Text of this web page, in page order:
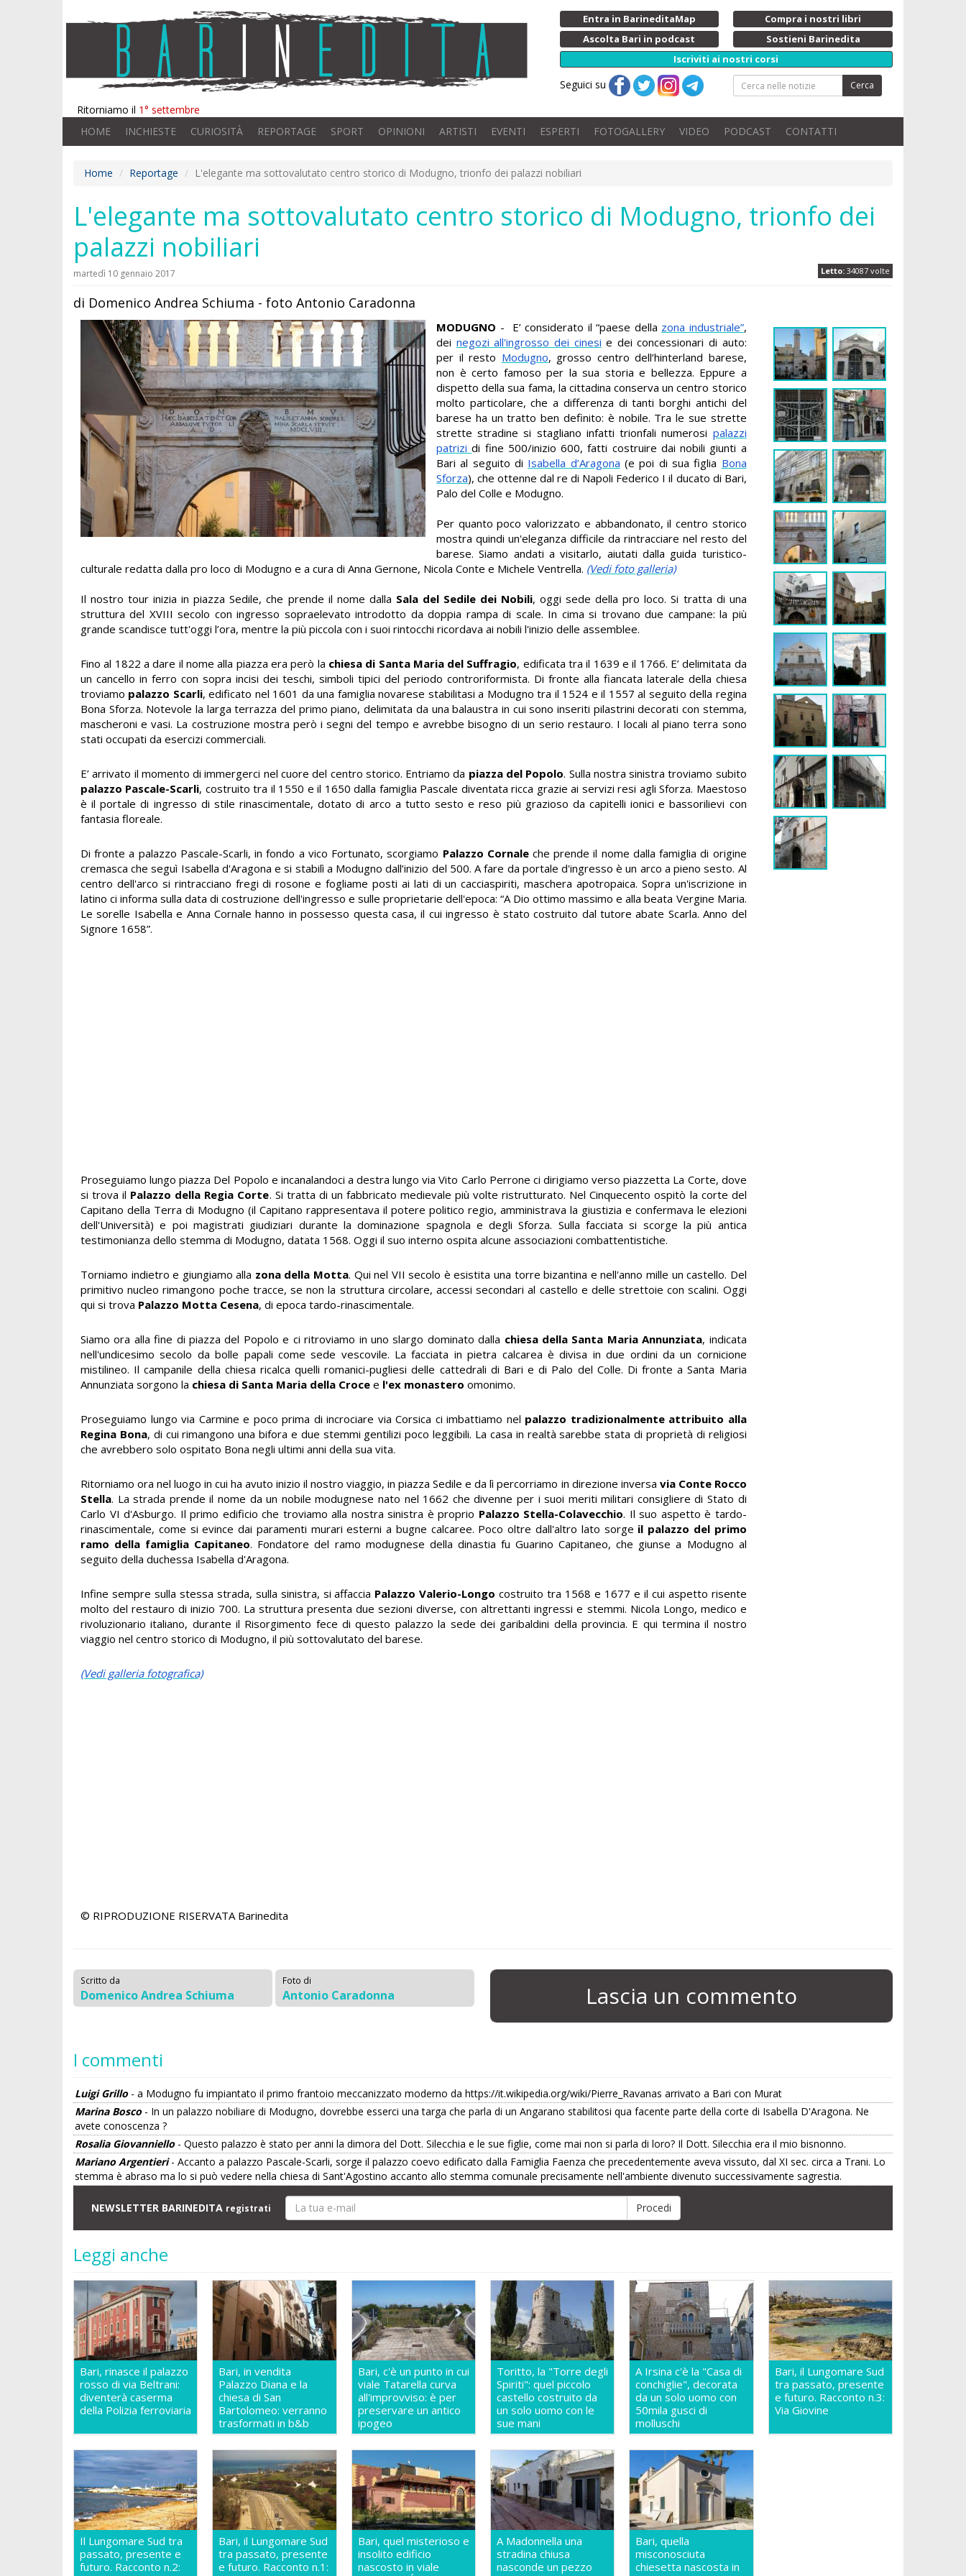
Ritorniamo il 1° settembre
Entra in BarineditaMap
Compra i nostri libri
Ascolta Bari in podcast
Sostieni Barinedita
Iscriviti ai nostri corsi
Seguici su Cerca
HOME INCHIESTE CURIOSITÀ REPORTAGE SPORT OPINIONI ARTISTI EVENTI ESPERTI FOTOGALLERY VIDEO PODCAST CONTATTI
Home Reportage L'elegante ma sottovalutato centro storico di Modugno, trionfo dei palazzi nobiliari
L'elegante ma sottovalutato centro storico di Modugno, trionfo dei
palazzi nobiliari
Letto: 34087 volte
martedì 10 gennaio 2017
di Domenico Andrea Schiuma - foto Antonio Caradonna
MODUGNO - E’ considerato il “paese della zona industriale”,
dei negozi all'ingrosso dei cinesi e dei concessionari di auto:
per il resto Modugno, grosso centro dell’hinterland barese,
non è certo famoso per la sua storia e bellezza. Eppure a
dispetto della sua fama, la cittadina conserva un centro storico
molto particolare, che a differenza di tanti borghi antichi del
barese ha un tratto ben definito: è nobile. Tra le sue strette
strette stradine si stagliano infatti trionfali numerosi palazzi
patrizidi fine 500/inizio 600, fatti costruire dai nobili giunti a
Bari al seguito di Isabella d’Aragona (e poi di sua figlia Bona
Sforza), che ottenne dal re di Napoli Federico I il ducato di Bari,
Palo del Colle e Modugno.
Per quanto poco valorizzato e abbandonato, il centro storico
mostra quindi un'eleganza difficile da rintracciare nel resto del
barese. Siamo andati a visitarlo, aiutati dalla guida turistico-
culturale redatta dalla pro loco di Modugno e a cura di Anna Gernone, Nicola Conte e Michele Ventrella. (Vedi foto galleria)
Il nostro tour inizia in piazza Sedile, che prende il nome dalla Sala del Sedile dei Nobili, oggi sede della pro loco. Si tratta di una
struttura del XVIII secolo con ingresso sopraelevato introdotto da doppia rampa di scale. In cima si trovano due campane: la più
grande scandisce tutt'oggi l’ora, mentre la più piccola con i suoi rintocchi ricordava ai nobili l'inizio delle assemblee.
Fino al 1822 a dare il nome alla piazza era però la chiesa di Santa Maria del Suffragio, edificata tra il 1639 e il 1766. E’ delimitata da
un cancello in ferro con sopra incisi dei teschi, simboli tipici del periodo controriformista. Di fronte alla fiancata laterale della chiesa
troviamo palazzo Scarli, edificato nel 1601 da una famiglia novarese stabilitasi a Modugno tra il 1524 e il 1557 al seguito della regina
Bona Sforza. Notevole la larga terrazza del primo piano, delimitata da una balaustra in cui sono inseriti pilastrini decorati con stemma,
mascheroni e vasi. La costruzione mostra però i segni del tempo e avrebbe bisogno di un serio restauro. I locali al piano terra sono
stati occupati da esercizi commerciali.
E’ arrivato il momento di immergerci nel cuore del centro storico. Entriamo da piazza del Popolo. Sulla nostra sinistra troviamo subito
palazzo Pascale-Scarli, costruito tra il 1550 e il 1650 dalla famiglia Pascale diventata ricca grazie ai servizi resi agli Sforza. Maestoso
è il portale di ingresso di stile rinascimentale, dotato di arco a tutto sesto e reso più grazioso da capitelli ionici e bassorilievi con
fantasia floreale.
Di fronte a palazzo Pascale-Scarli, in fondo a vico Fortunato, scorgiamo Palazzo Cornaleche prende il nome dalla famiglia di origine
cremasca che seguì Isabella d'Aragona e si stabilì a Modugno dall’inizio del 500. A fare da portale d'ingresso è un arco a pieno sesto. Al
centro dell'arco si rintracciano fregi di rosone e fogliame posti ai lati di un cacciaspiriti, maschera apotropaica. Sopra un'iscrizione in
latino ci informa sulla data di costruzione dell'ingresso e sulle proprietarie dell'epoca: “A Dio ottimo massimo e alla beata Vergine Maria.
Le sorelle Isabella e Anna Cornale hanno in possesso questa casa, il cui ingresso è stato costruito dal tutore abate Scarla. Anno del
Signore 1658”.
Proseguiamo lungo piazza Del Popolo e incanalandoci a destra lungo via Vito Carlo Perrone ci dirigiamo verso piazzetta La Corte, dove
si trova il Palazzo della Regia Corte. Si tratta di un fabbricato medievale più volte ristrutturato. Nel Cinquecento ospitò la corte del
Capitano della Terra di Modugno (il Capitano rappresentava il potere politico regio, amministrava la giustizia e confermava le elezioni
dell'Università) e poi magistrati giudiziari durante la dominazione spagnola e degli Sforza. Sulla facciata si scorge la più antica
testimonianza dello stemma di Modugno, datata 1568. Oggi il suo interno ospita alcune associazioni combattentistiche.
Torniamo indietro e giungiamo alla zona della Motta. Qui nel VII secolo è esistita una torre bizantina e nell'anno mille un castello. Del
primitivo nucleo rimangono poche tracce, se non la struttura circolare, accessi secondari al castello e delle strettoie con scalini. Oggi
qui si trova Palazzo Motta Cesena, di epoca tardo-rinascimentale.
Siamo ora alla fine di piazza del Popolo e ci ritroviamo in uno slargo dominato dalla chiesa della Santa Maria Annunziata, indicata
nell'undicesimo secolo da bolle papali come sede vescovile. La facciata in pietra calcarea è divisa in due ordini da un cornicione
mistilineo. Il campanile della chiesa ricalca quelli romanici-pugliesi delle cattedrali di Bari e di Palo del Colle. Di fronte a Santa Maria
Annunziata sorgono la chiesa di Santa Maria della Croce e l'ex monastero omonimo.
Proseguiamo lungo via Carmine e poco prima di incrociare via Corsica ci imbattiamo nel palazzo tradizionalmente attribuito alla
Regina Bona, di cui rimangono una bifora e due stemmi gentilizi poco leggibili. La casa in realtà sarebbe stata di proprietà di religiosi
che avrebbero solo ospitato Bona negli ultimi anni della sua vita.
Ritorniamo ora nel luogo in cui ha avuto inizio il nostro viaggio, in piazza Sedile e da lì percorriamo in direzione inversa via Conte Rocco
Stella. La strada prende il nome da un nobile modugnese nato nel 1662 che divenne per i suoi meriti militari consigliere di Stato di
Carlo VI d'Asburgo. Il primo edificio che troviamo alla nostra sinistra è proprio Palazzo Stella-Colavecchio. Il suo aspetto è tardo-
rinascimentale, come si evince dai paramenti murari esterni a bugne calcaree. Poco oltre dall'altro lato sorge il palazzo del primo
ramo della famiglia Capitaneo. Fondatore del ramo modugnese della dinastia fu Guarino Capitaneo, che giunse a Modugno al
seguito della duchessa Isabella d'Aragona.
Infine sempre sulla stessa strada, sulla sinistra, si affaccia Palazzo Valerio-Longo costruito tra 1568 e 1677 e il cui aspetto risente
molto del restauro di inizio 700. La struttura presenta due sezioni diverse, con altrettanti ingressi e stemmi. Nicola Longo, medico e
rivoluzionario italiano, durante il Risorgimento fece di questo palazzo la sede dei garibaldini della provincia. E qui termina il nostro
viaggio nel centro storico di Modugno, il più sottovalutato del barese.
(Vedi galleria fotografica)
© RIPRODUZIONE RISERVATA Barinedita
Scritto da
Domenico Andrea Schiuma
Foto di
Antonio Caradonna Lascia un commento
I commenti
Luigi Grillo- a Modugno fu impiantato il primo frantoio meccanizzato moderno da https://it.wikipedia.org/wiki/Pierre_Ravanas arrivato a Bari con Murat
Marina Bosco- In un palazzo nobiliare di Modugno, dovrebbe esserci una targa che parla di un Angarano stabilitosi qua facente parte della corte di Isabella D'Aragona. Ne
avete conoscenza ?
Rosalia Giovanniello- Questo palazzo è stato per anni la dimora del Dott. Silecchia e le sue figlie, come mai non si parla di loro? Il Dott. Silecchia era il mio bisnonno.
Mariano Argentieri- Accanto a palazzo Pascale-Scarli, sorge il palazzo coevo edificato dalla Famiglia Faenza che precedentemente aveva vissuto, dal XI sec. circa a Trani. Lo
stemma è abraso ma lo si può vedere nella chiesa di Sant'Agostino accanto allo stemma comunale precisamente nell'ambiente divenuto successivamente sagrestia.
NEWSLETTER BARINEDITA registrati
Leggi anche
Bari, rinasce il palazzo
rosso di via Beltrani:
diventerà caserma
della Polizia ferroviaria
Bari, in vendita
Palazzo Diana e la
chiesa di San
Bartolomeo: verranno
trasformati in b&b
Bari, c'è un punto in cui
viale Tatarella curva
all'improvviso: è per
preservare un antico
ipogeo
Toritto, la "Torre degli
Spiriti": quel piccolo
castello costruito da
un solo uomo con le
sue mani
A Irsina c'è la "Casa di
conchiglie", decorata
da un solo uomo con
50mila gusci di
molluschi
Bari, il Lungomare Sud
tra passato, presente
e futuro. Racconto n.3:
Via Giovine
Il Lungomare Sud tra
passato, presente e
futuro. Racconto n.2:
Bari, il Lungomare Sud
tra passato, presente
e futuro. Racconto n.1:
Bari, quel misterioso e
insolito edificio
nascosto in viale
A Madonnella una
stradina chiusa
nasconde un pezzo
Bari, quella
misconosciuta
chiesetta nascosta in